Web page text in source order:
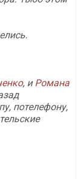
, и Романа
потелефону,